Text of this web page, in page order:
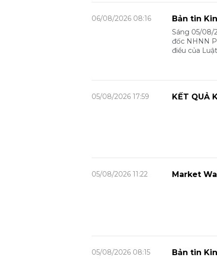
Bản tin
Sáng 05/08/
đốc NHNN
điều của
06/08/2026 08:16
KẾT QUẢ
05/08/2026 17:59
Market
05/08/2026 11:22
Bản tin
05/08/2026 08:15